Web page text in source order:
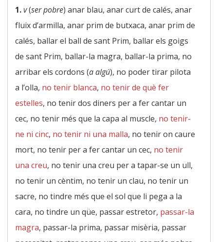
1.v(ser pobre) anar blau, anar curt de calés, anar
fluix d’armilla, anar prim de butxaca, anar prim de
calés, ballar el ball de sant Prim, ballar els goigs
de sant Prim, ballar-la magra, ballar-la prima, no
arribar els cordons (a algú), no poder tirar pilota
a l’olla, no tenir blanca, no tenir de què fer
estelles, no tenir dos diners per a fer cantar un
cec, no tenir més que la capa al muscle, no tenir-
ne ni cinc, no tenir ni una malla, no tenir on caure
mort, no tenir per a fer cantar un cec, no tenir
una creu, no tenir una creu per a tapar-se un ull,
no tenir un cèntim, no tenir un clau, no tenir un
sacre, no tindre més que el sol que li pega a la
cara, no tindre un qüe, passar estretor, passar-la
magra, passar-la prima, passar misèria, passar